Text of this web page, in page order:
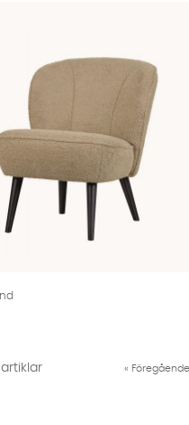
Sand Finns även i dessa
artiklar « Föregående